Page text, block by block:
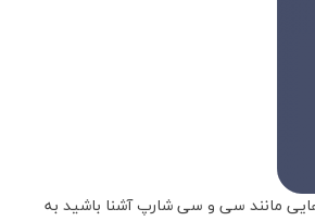
مانند سی و سی شارپ آشنا باشید به